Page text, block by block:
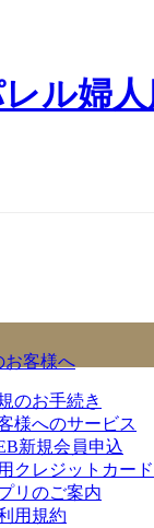
お客様へ
のお手続き
様へのサービス
新規会員申込
クレジットカード
リのご案内
用規約